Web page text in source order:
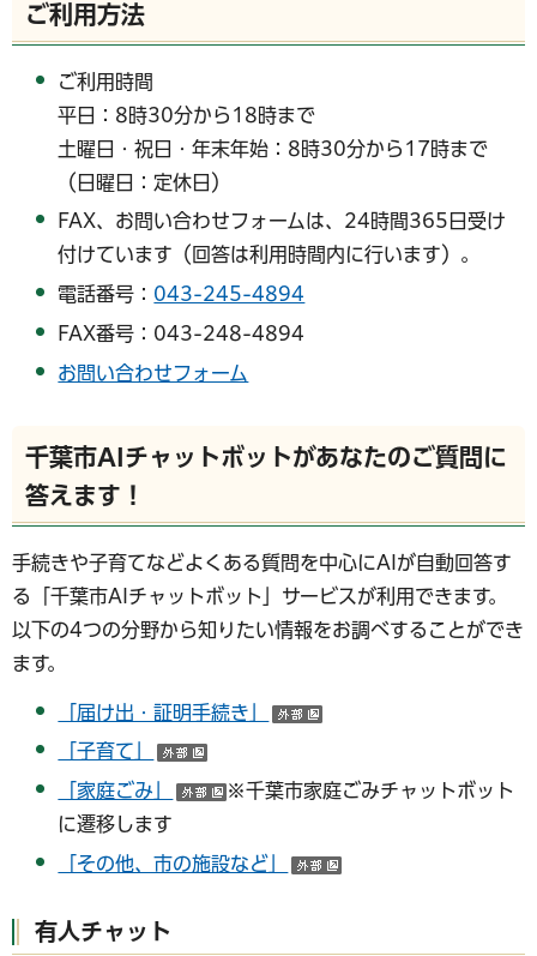
ご利用方法
ご利用時間
平日：8時30分から18時まで
土曜日・祝日・年末年始：8時30分から17時まで
（日曜日：定休日）
FAX、お問い合わせフォームは、24時間365日受け
付けています（回答は利用時間内に行います）。
電話番号： 043-245-4894
FAX番号：043-248-4894
お問い合わせフォーム
千葉市AIチャットボットがあなたのご質問に
答えます！
手続きや子育てなどよくある質問を中心にAIが自動回答す
る「千葉市AIチャットボット」サービスが利用できます。
以下の4つの分野から知りたい情報をお調べすることができ
ます。
「届け出・証明手続き」
「子育て」
「家庭ごみ」
（外部サイトへリンク）
※千葉市家庭ごみチャットボット
に遷移します
「その他、市の施設など」
有人チャット